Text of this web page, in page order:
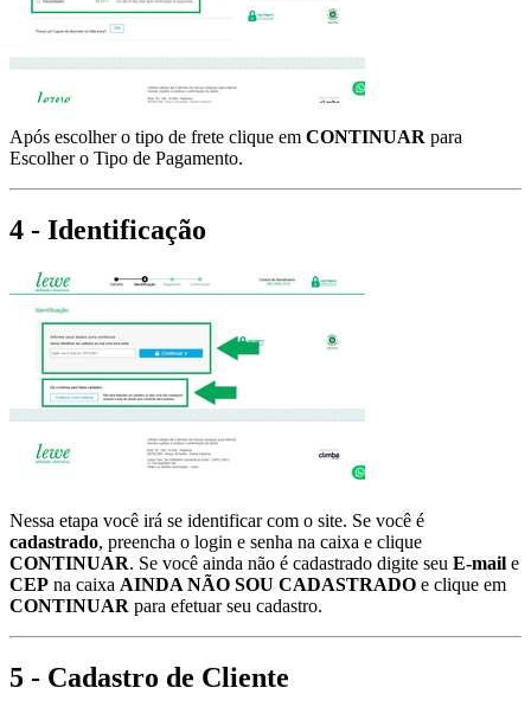
Após escolher o tipo de frete clique em CONTINUAR para
Escolher o Tipo de Pagamento.
4 - Identificação
Nessa etapa você irá se identificar com o site. Se você é
cadastrado, preencha o login e senha na caixa e clique
CONTINUAR. Se você ainda não é cadastrado digite seu E-mail e
CEP na caixa AINDA NÃO SOU CADASTRADO e clique em
CONTINUAR para efetuar seu cadastro.
5 - Cadastro de Cliente